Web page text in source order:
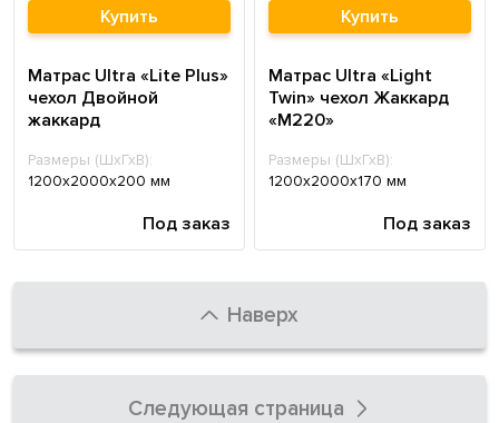
Купить
Матрас Ultra «Lite Plus»
чехол Двойной
жаккард
Размеры (ШхГхВ):
1200х2000х200 мм
Под заказ
Купить
Матрас Ultra «Light
Twin» чехол Жаккард
«M220»
Размеры (ШхГхВ):
1200х2000х170 мм
Под заказ
Следующая страница
Наверх